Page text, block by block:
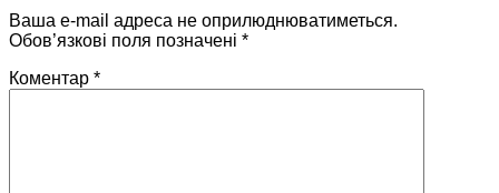
Ваша e-mail адреса не оприлюднюватиметься.
Обов’язкові поля позначені *
Коментар *